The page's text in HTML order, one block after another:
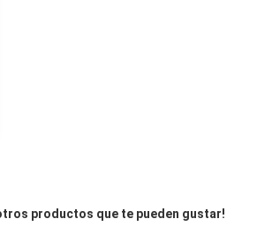
productos que te pueden gustar!